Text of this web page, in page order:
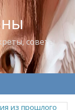
советы
из прошлого